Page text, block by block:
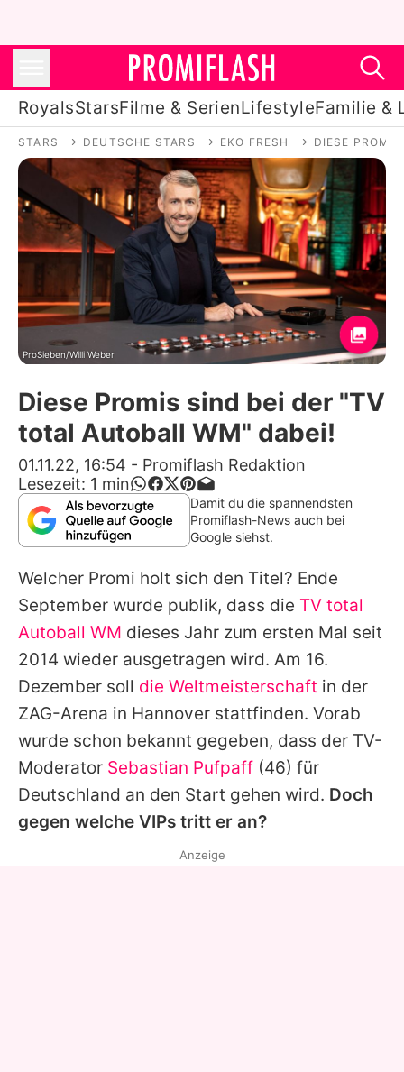
RoyalsStarsFilme & SerienLifestyleFamilie &
Royals
Stars
Filme & Serien
Lifestyle
Familie & Liebe
Promiflash Exklusiv
Alle Themen auf Promiflash
App runterladen
Team
Redaktionelle Richtlinien
Impressum
Nutzungsbedingungen
Utiq verwalten
STARS DEUTSCHE STARS EKO FRESH DIESE
ProSieben/Willi Weber
Diese Promis sind bei der "TV
total Autoball WM" dabei!
01.11.22, 16:54 - Promiflash Redaktion
Lesezeit: 1 min
Damit du die spannendsten
Promiflash-News auch bei
Google siehst.
Welcher Promi holt sich den Titel? Ende
September wurde publik, dass die TV total
Autoball WM dieses Jahr zum ersten Mal seit
2014 wieder ausgetragen wird. Am 16.
Dezember soll die Weltmeisterschaft in der
ZAG-Arena in Hannover stattfinden. Vorab
wurde schon bekannt gegeben, dass der TV-
Moderator Sebastian Pufpaff (46) für
Deutschland an den Start gehen wird. Doch
gegen welche VIPs tritt er an?
Anzeige